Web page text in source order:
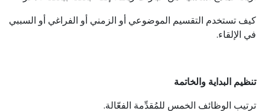
كيف تستخدم التقسيم الموضوعي أو الزمني أو الفراغي أو السببي
في الإلقاء.
تنظيم البداية والخاتمة
ترتيب الوظائف الخمس للمُقدِّمة الفعّالة.